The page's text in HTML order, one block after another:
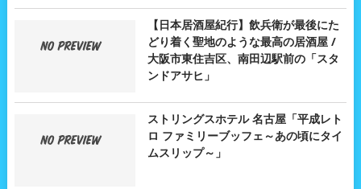
【日本居酒屋紀行】飲兵衛が最後にた
どり着く聖地のような最高の居酒屋 /
大阪市東住吉区、南田辺駅前の「スタ
ンドアサヒ」
ストリングスホテル 名古屋「平成レト
ロ ファミリーブッフェ～あの頃にタイ
ムスリップ～」